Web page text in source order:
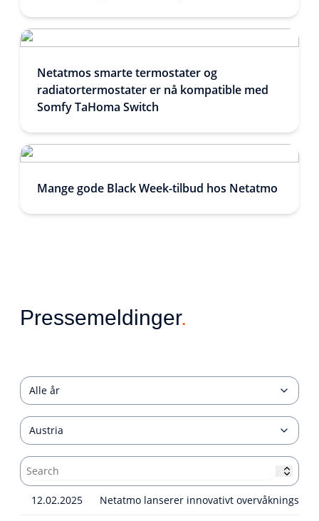
Netatmos smarte termostater og
radiatortermostater er nå kompatible med
Somfy TaHoma Switch
Mange gode Black Week-tilbud hos Netatmo
Pressemeldinger.
Alle år
Austria
12.02.2025 Netatmo lanserer innovativt